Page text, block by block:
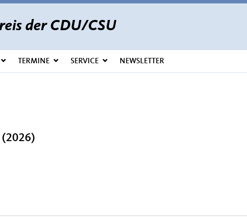
der CDU/CSU
TERMINE SERVICE NEWSLETTER
(2026)